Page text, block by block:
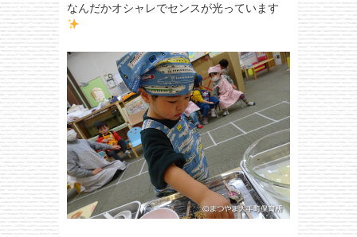
なんだかオシャレでセンスが光っています